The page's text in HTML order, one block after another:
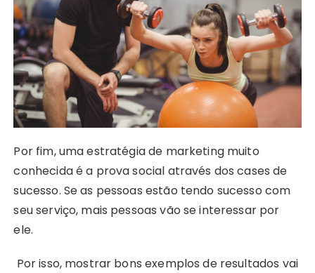
Por fim, uma estratégia de marketing muito
conhecida é a prova social através dos cases de
sucesso. Se as pessoas estão tendo sucesso com
seu serviço, mais pessoas vão se interessar por
ele.
Por isso, mostrar bons exemplos de resultados vai